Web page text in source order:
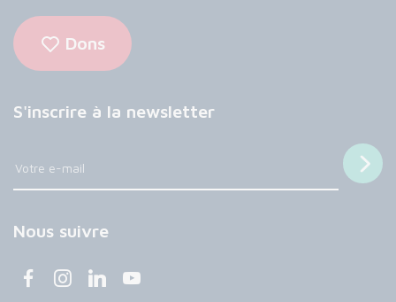
Dons
S'inscrire à la newsletter
Nous suivre